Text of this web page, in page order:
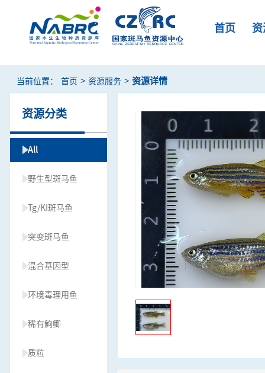
首页
当前位置： 首页 > 资源服务 > 资源详情
资源分类
All
野生型斑马鱼
Tg/KI斑马鱼
突变斑马鱼
混合基因型
环境毒理用鱼
稀有鮈鲫
质粒